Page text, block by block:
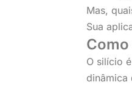
Mas,
Sua
O silício
dinâmica